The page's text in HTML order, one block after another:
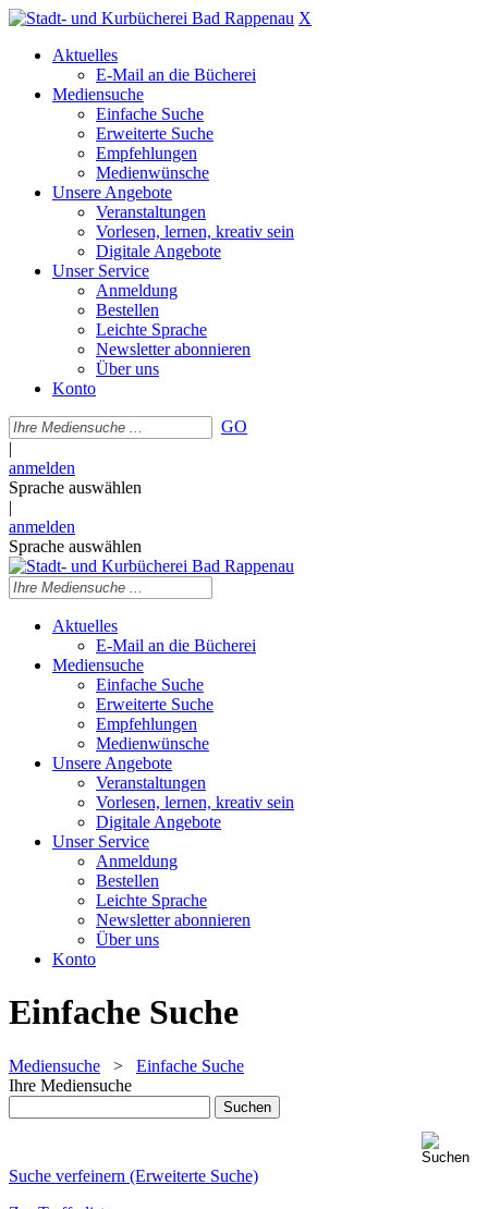
X
Aktuelles
E-Mail an die Bücherei
Mediensuche
Einfache Suche
Erweiterte Suche
Empfehlungen
Medienwünsche
Unsere Angebote
Veranstaltungen
Vorlesen, lernen, kreativ sein
Digitale Angebote
Unser Service
Anmeldung
Bestellen
Leichte Sprache
Newsletter abonnieren
Über uns
Konto
GO
|
anmelden
Sprache auswählen
|
anmelden
Sprache auswählen
Aktuelles
E-Mail an die Bücherei
Mediensuche
Einfache Suche
Erweiterte Suche
Empfehlungen
Medienwünsche
Unsere Angebote
Veranstaltungen
Vorlesen, lernen, kreativ sein
Digitale Angebote
Unser Service
Anmeldung
Bestellen
Leichte Sprache
Newsletter abonnieren
Über uns
Konto
Einfache Suche
Mediensuche > Einfache Suche
Ihre Mediensuche
Suche verfeinern (Erweiterte Suche)